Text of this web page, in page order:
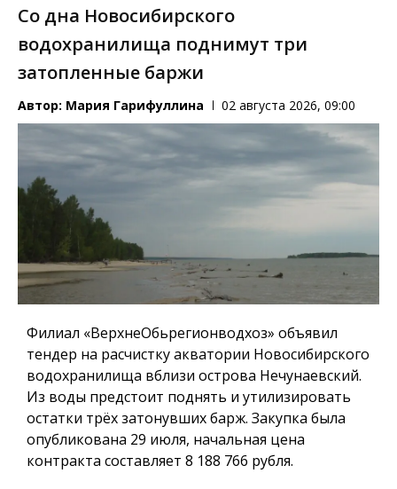
Со дна Новосибирского
водохранилища поднимут три
затопленные баржи
Автор: Мария Гарифуллина 02 августа 2026, 09:00
Филиал «ВерхнеОбьрегионводхоз» объявил
тендер на расчистку акватории Новосибирского
водохранилища вблизи острова Нечунаевский.
Из воды предстоит поднять и утилизировать
остатки трёх затонувших барж. Закупка была
опубликована 29 июля, начальная цена
контракта составляет 8 188 766 рубля.